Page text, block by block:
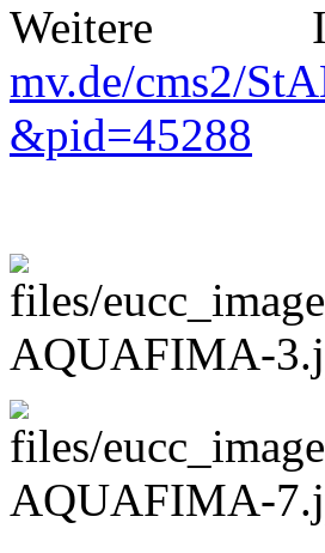
mv.de/cms2/
&pid=45288